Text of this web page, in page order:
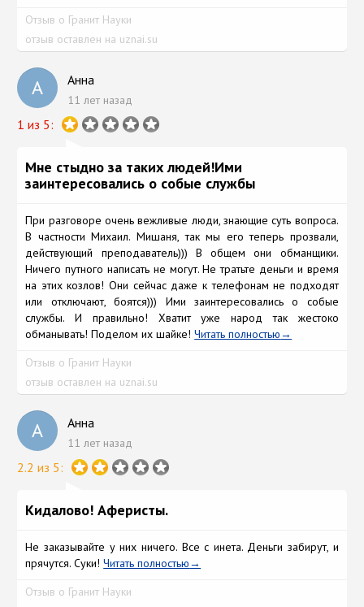
Отзыв о Гранит Науки
отзыв оставлен на uznai.su
А Анна
11 лет назад
1 из 5:
Мне стыдно за таких людей!Ими
заинтересовались о собые службы
При разговоре очень вежливые люди, знающие суть вопроса.
В частности Михаил. Мишаня, так мы его теперь прозвали,
действующий преподаватель))) В общем они обманщики.
Ничего путного написать не могут. Не тратьте деньги и время
на этих козлов! Они сейчас даже к телефонам не подходят
или отключают, боятся))) Ими заинтересовались о собые
службы. И правильно! Хватит уже народ так жестоко
обманывать! Поделом их шайке!Читать полностью
Отзыв о Гранит Науки
отзыв оставлен на uznai.su
А Анна
11 лет назад
2.2 из 5:
Кидалово! Аферисты.
Не заказывайте у них ничего. Все с инета. Деньги забирут, и
прячутся. Суки!Читать полностью
Отзыв о Гранит Науки